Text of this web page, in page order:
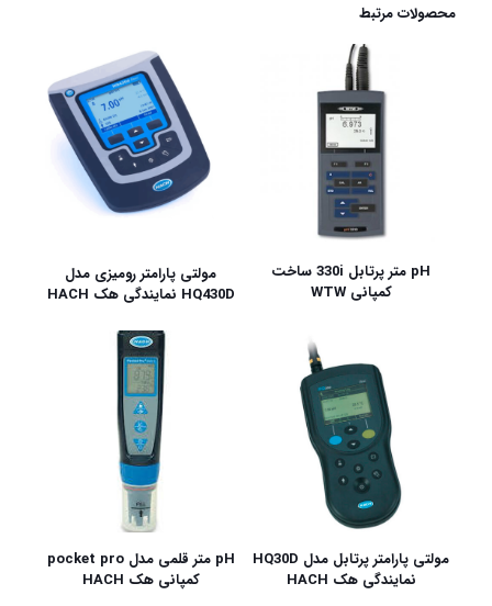
محصولات مرتبط
pH متر پرتابل 330i ساخت
کمپانی WTW
مولتی پارامتر رومیزی مدل
HQ430D نمایندگی هک HACH
مولتی پارامتر پرتابل مدل HQ30D
نمایندگی هک HACH
pH متر قلمی مدل pocket pro
کمپانی هک HACH